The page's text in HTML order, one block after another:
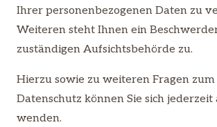
Ihrer personenbezogenen Daten zu
Weiteren steht Ihnen ein
zuständigen Aufsichtsbehörde zu.
Hierzu sowie zu weiteren Fragen
Datenschutz können Sie sich jederzeit
wenden.